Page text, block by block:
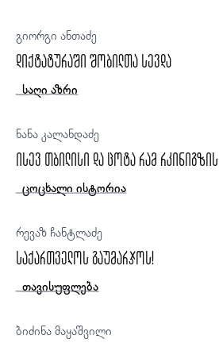
გიორგი ანთაძე
დიქტატურაში შობილთა სევდა
საღი აზრი
ნანა კალანდაძე
ისევ თბილისი და ცოტა რამ
ცოცხალი ისტორია
რევაზ ჩანტლაძე
საქართველოს გაუმარჯოს!
თავისუფლება
ბიძინა მაყაშვილი